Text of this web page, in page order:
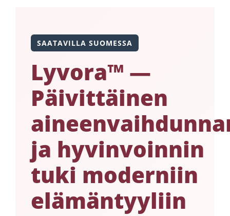
SAATAVILLA SUOMESSA
Lyvora™ —
Päivittäinen
ja hyvinvoinnin
tuki moderniin
elämäntyyliin